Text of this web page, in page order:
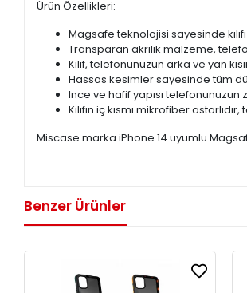
Ürün Özellikleri:
Magsafe teknolojisi sayesinde
Transparan akrilik malzeme,
Kılıf, telefonunuzun arka ve yan
Hassas kesimler sayesinde tüm
Ince ve hafif yapısı
Kılıfın iç kısmı mikrofiber
Miscase marka iPhone 14 uyumlu
Benzer Ürünler